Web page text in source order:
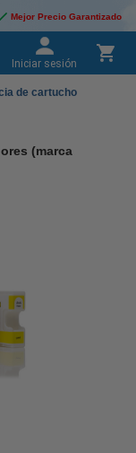
Mejor Precio Garantizado
Iniciar sesión
de cartucho
(marca